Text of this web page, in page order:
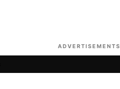
ADVERTISEMENTS